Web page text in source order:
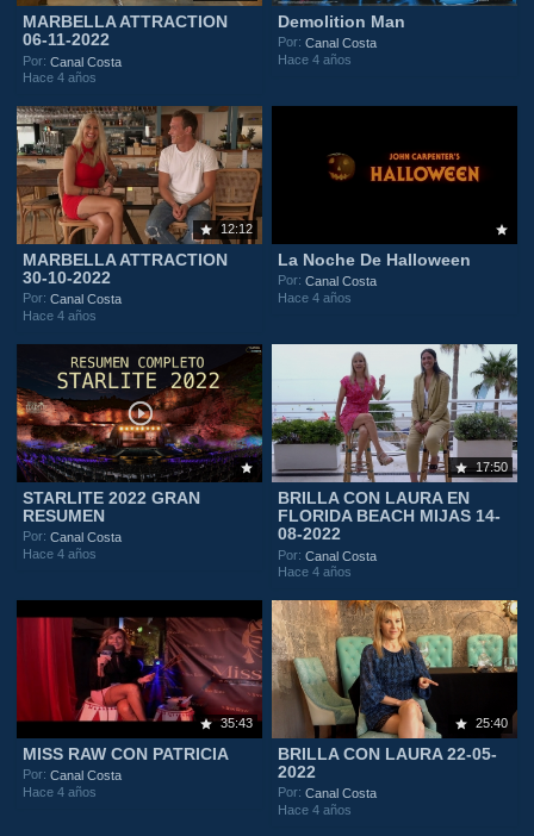
MARBELLA ATTRACTION
06-11-2022
Por:Canal Costa
Hace 4 años
Demolition Man
Por:Canal Costa
Hace 4 años
12:12
MARBELLA ATTRACTION
30-10-2022
Por:Canal Costa
Hace 4 años
La Noche De Halloween
Por:Canal Costa
Hace 4 años
STARLITE 2022 GRAN
RESUMEN
Por:Canal Costa
Hace 4 años
17:50
BRILLA CON LAURA EN
FLORIDA BEACH MIJAS 14-
08-2022
Por:Canal Costa
Hace 4 años
35:43
MISS RAW CON PATRICIA
Por:Canal Costa
Hace 4 años
25:40
BRILLA CON LAURA 22-05-
2022
Por:Canal Costa
Hace 4 años